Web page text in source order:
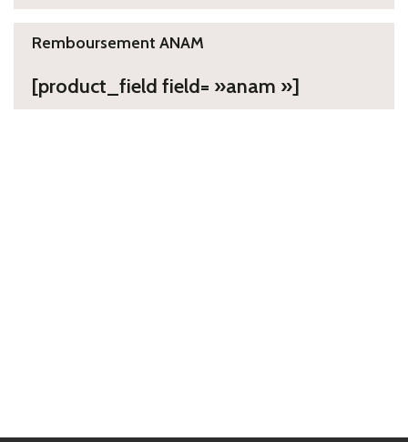
Remboursement ANAM
[product_field field= »anam »]